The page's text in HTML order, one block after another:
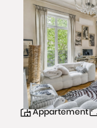
Appartement